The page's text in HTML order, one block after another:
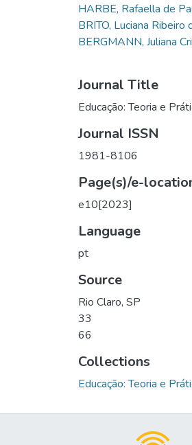
HARBE, Rafaella de
BRITO, Luciana Ribeiro
BERGMANN, Juliana
Journal Title
Educação: Teoria e
Journal ISSN
1981-8106
Page(s)/e-
e10[2023]
Language
pt
Source
Rio Claro, SP
33
66
Collections
Educação: Teoria e